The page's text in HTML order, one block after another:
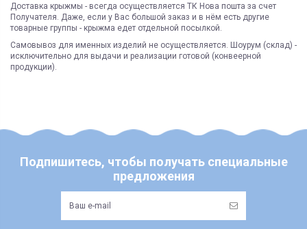
Доставка крыжмы - всегда осуществляется ТК Нова пошта за счет
Получателя. Даже, если у Вас большой заказ и в нём есть другие
товарные группы - крыжма едет отдельной посылкой.
Самовывоз для именных изделий не осуществляется. Шоурум (склад) -
исключительно для выдачи и реализации готовой (конвеерной
продукции).
Доставка по Украине Новая почта
Бренд
Новый товар
ЧИ Є БЕЗКОШТОВНА ДОСТАВКА?
Безкоштовна доставка по Україні можлива виключно у відділення ТК
для 100% передоплачених замовлень від 7500 грн
розповсюджується на післяплату та адресну доставку)
ЯКІ ВАРІАНТИ ОПЛАТИ? ЧИ Є "ПАКУНОК МАЛЮКА"?
поверненню НЕ ПІДЛЯГАЮТЬ наступні категоріі товарів
- аксесуари для дитячих візочків та автокрісел, в тому числі:
козирки, матрасики, вкладиші, простинки та подушки;
- пір’яно-пухові та хутряні вироби натуральні або штучні (в
тому числі: конверти, футмуфи, вироби з натуральною чи
Подпишитесь, чтобы получать специальные
предложения